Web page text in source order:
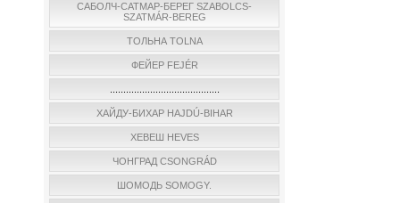
САБОЛЧ-САТМАР-БЕРЕГ SZABOLCS-
SZATMÁR-BEREG
ТОЛЬНА TOLNA
ФЕЙЕР FEJÉR
ХАЙДУ-БИХАР HAJDÚ-BIHAR
ХЕВЕШ HEVES
ЧОНГРАД CSONGRÁD
ШОМОДЬ SOMOGY.